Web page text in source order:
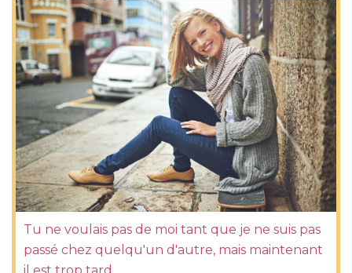
Tu ne voulais pas de moi tant que je ne suis pas
passé chez quelqu'un d'autre, mais maintenant